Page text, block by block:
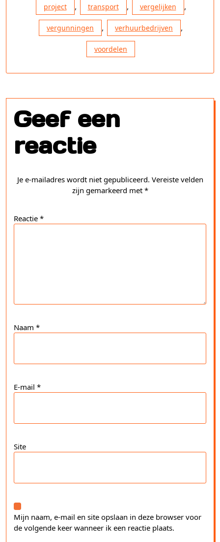
project , transport , vergelijken ,
vergunningen , verhuurbedrijven ,
voordelen
Geef een
reactie
Je e-mailadres wordt niet gepubliceerd. Vereiste velden
zijn gemarkeerd met *
Reactie *
Naam *
E-mail *
Site
Mijn naam, e-mail en site opslaan in deze browser voor
de volgende keer wanneer ik een reactie plaats.